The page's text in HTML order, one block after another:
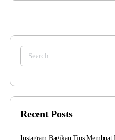
Search
for:
Recent Posts
Instagram Bagikan Tips Membuat